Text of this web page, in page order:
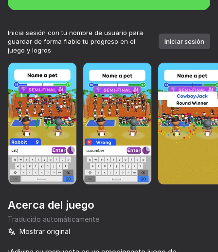
Más de 10,000 juegos.
gratis.
Todos tuyos.
Jugar
73
84
Inicia sesión con tu nombre de usuario para
guardar de forma fiable tu progreso en el
juego y logros
Iniciar sesión
Acerca del juego
Traducido automáticamente
Mostrar original